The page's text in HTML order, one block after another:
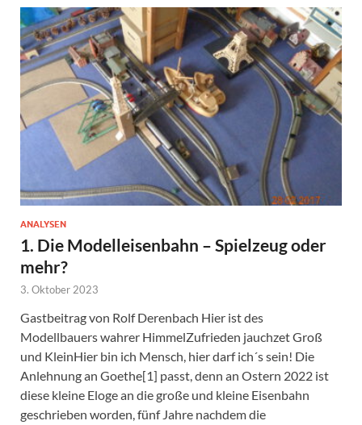
ANALYSEN
1. Die Modelleisenbahn – Spielzeug oder
mehr?
3. Oktober 2023
Gastbeitrag von Rolf Derenbach Hier ist des
Modellbauers wahrer HimmelZufrieden jauchzet Groß
und KleinHier bin ich Mensch, hier darf ich´s sein! Die
Anlehnung an Goethe[1] passt, denn an Ostern 2022 ist
diese kleine Eloge an die große und kleine Eisenbahn
geschrieben worden, fünf Jahre nachdem die